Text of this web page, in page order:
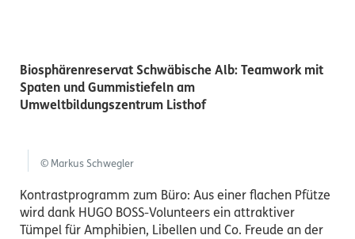
Biosphärenreservat Schwäbische Alb: Teamwork mit
Spaten und Gummistiefeln am
Umweltbildungszentrum Listhof
© Markus Schwegler
Kontrastprogramm zum Büro: Aus einer flachen Pfütze
wird dank HUGO BOSS-Volunteers ein attraktiver
Tümpel für Amphibien, Libellen und Co. Freude an der